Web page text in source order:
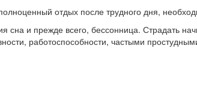
отдых после трудного дня,
и прежде всего, бессонница. Страдать
работоспособности, частыми